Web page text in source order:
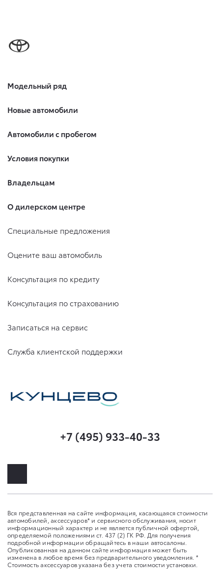
Модельный ряд
Новые автомобили
Автомобили с пробегом
Условия покупки
Владельцам
О дилерском центре
Специальные предложения
Оцените ваш автомобиль
Консультация по кредиту
Консультация по страхованию
Записаться на сервис
Служба клиентской поддержки
+7 (495) 933-40-33
Вся представленная на сайте информация, касающаяся стоимости
автомобилей, аксессуаров* и сервисного обслуживания, носит
информационный характер и не является публичной офертой,
определяемой положениями ст. 437 (2) ГК РФ. Для получения
подробной информации обращайтесь в наши автосалоны.
Опубликованная на данном сайте информация может быть
изменена в любое время без предварительного уведомления. *
Стоимость аксессуаров указана без учета стоимости установки.